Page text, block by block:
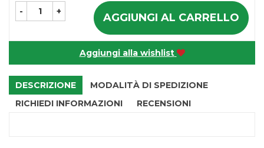
- + AGGIUNGI AL CARRELLO
Aggiungi alla wishlist
DESCRIZIONE
MODALITÀ DI SPEDIZIONE
RICHIEDI INFORMAZIONI
RECENSIONI